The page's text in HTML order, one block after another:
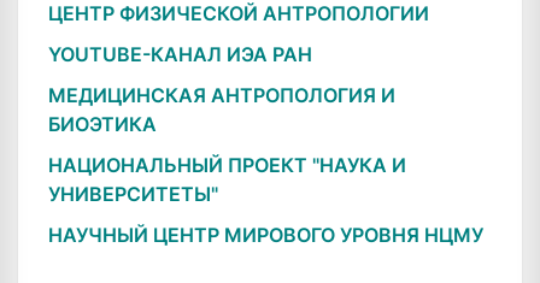
ЦЕНТР ФИЗИЧЕСКОЙ АНТРОПОЛОГИИ
YOUTUBE-КАНАЛ ИЭА РАН
МЕДИЦИНСКАЯ АНТРОПОЛОГИЯ И
БИОЭТИКА
НАЦИОНАЛЬНЫЙ ПРОЕКТ "НАУКА И
УНИВЕРСИТЕТЫ"
НАУЧНЫЙ ЦЕНТР МИРОВОГО УРОВНЯ НЦМУ